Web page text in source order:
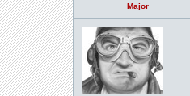
Major